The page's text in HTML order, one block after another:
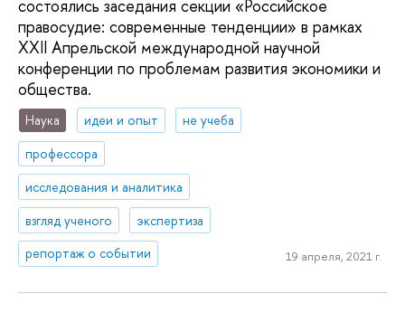
состоялись заседания секции «Российское
правосудие: современные тенденции» в рамках
XXII Апрельской международной научной
конференции по проблемам развития экономики и
общества.
Наука идеи и опыт
не учеба
профессора
исследования и аналитика
взгляд ученого
экспертиза
репортаж о событии
19 апреля, 2021 г.